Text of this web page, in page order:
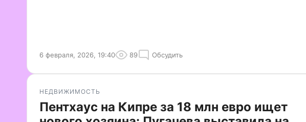
6 февраля, 2026, 19:40 89 Обсудить
НЕДВИЖИМОСТЬ
Пентхаус на Кипре за 18 млн евро ищет